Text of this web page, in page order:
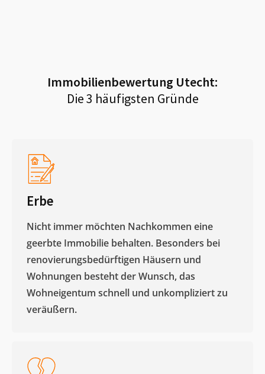
Immobilienbewertung Utecht:
Die 3 häufigsten Gründe
Erbe
Nicht immer möchten Nachkommen eine
geerbte Immobilie behalten. Besonders bei
renovierungsbedürftigen Häusern und
Wohnungen besteht der Wunsch, das
Wohneigentum schnell und unkompliziert zu
veräußern. ​